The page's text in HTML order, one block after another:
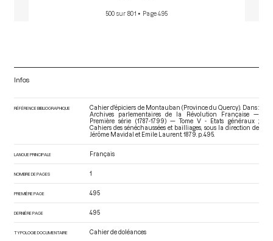
500 sur 801 • Page 495
Infos
RÉFÉRENCE BIBLIOGRAPHIQUE
Cahier d'épiciers de Montauban (Province du Quercy). Dans :
Archives parlementaires de la Révolution Française —
Première série (1787-1799) — Tome V - Etats généraux ;
Cahiers des sénéchaussées et bailliages , sous la direction de
Jérôme Mavidal et Emile Laurent. 1879. p. 495.
LANGUE PRINCIPALE Français
NOMBRE DE PAGES 1
PREMIÈRE PAGE 495
DERNIÈRE PAGE 495
TYPOLOGIE DOCUMENTAIRE Cahier de doléances